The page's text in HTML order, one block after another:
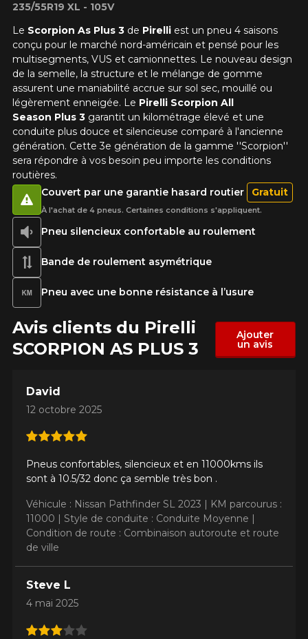
235/55R19 XL - 105V
Le Scorpion As Plus 3de Pirelliest un pneu 4 saisons
conçu pour le marché nord-américain et pensé pour les
multisegments, VUS et camionnettes. Le nouveau design
de la semelle, la structure et le mélange de gomme
assurent une maniabilité accrue sur sol sec, mouillé ou
légèrement enneigée. Le Pirelli Scorpion All
Season Plus 3 garantit un kilométrage élevé et une
conduite plus douce et silencieuse comparé à l'ancienne
génération. Cette 3e génération de la gamme ''Scorpion''
sera répondre à vos besoin peu importe les conditions
routières.
Pneu silencieux confortable au roulement
Bande de roulement asymétrique
Pneu avec une bonne résistance à l’usure
Couvert par une garantie hasard routier Gratuit
À l'achat de 4 pneus. Certaines conditions s'appliquent.
Avis clients du Pirelli
SCORPION AS PLUS 3
Ajouter
un avis
David
12 octobre 2025
Pneus confortables, silencieux et en 11000kms ils
sont à 10.5/32 donc ça semble très bon .
Véhicule : Nissan Pathfinder SL 2023 | KM parcourus :
11000 | Style de conduite : Conduite Moyenne |
Condition de route : Combinaison autoroute et route
de ville
Steve L
4 mai 2025